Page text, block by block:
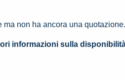
ma non ha ancora una
informazioni sulla